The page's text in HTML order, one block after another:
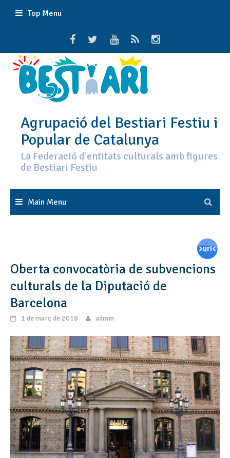
Top Menu
Agrupació del Bestiari Festiu i
Popular de Catalunya
La Federació d'entitats culturals amb figures
de Bestiari Festiu
Main Menu
Oberta convocatòria de subvencions
culturals de la Diputació de
Barcelona
1 de març de 2018 admin